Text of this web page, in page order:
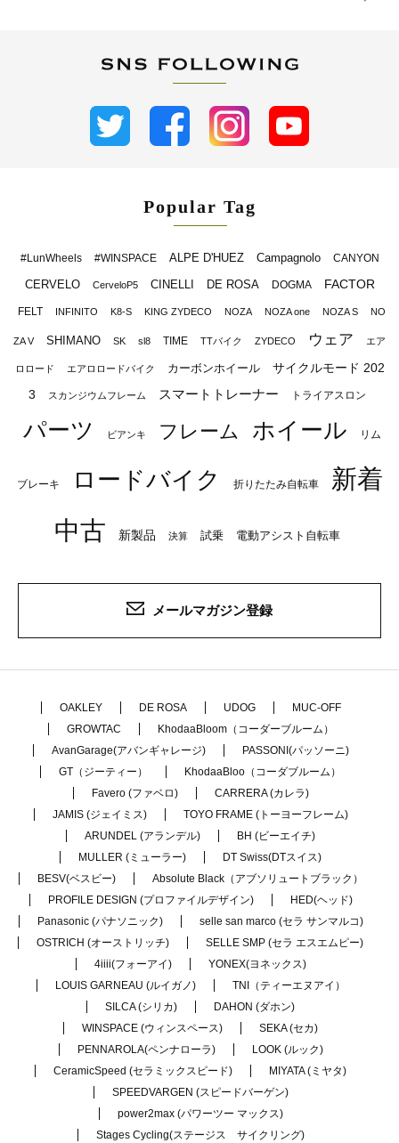
Popular Tag
#LunWheels #WINSPACE ALPE D'HUEZ Campagnolo CANYON
CERVELO CerveloP5 CINELLI DE ROSA DOGMA FACTOR
FELT INFINITO K8-S KING ZYDECO NOZA NOZA one NOZA S NO
ZA V SHIMANO SK sl8 TIME TTバイク ZYDECO ウェア エア
ロロード エアロロードバイク カーボンホイール
サイクルモード 202
3
スカンジウムフレーム スマートトレーナー トライアスロン
パーツ ビアンキ フレーム ホイール リム
ブレーキ ロードバイク 折りたたみ自転車
新着
中古
新製品 決算 試乗 電動アシスト自転車
メールマガジン登録
OAKLEY DE ROSA UDOG
MUC-OFF
GROWTAC
KhodaaBloom（コーダーブルーム）
AvanGarage(アバンギャレージ)
PASSONI(パッソーニ)
GT（ジーティー）
KhodaaBloo（コーダブルーム）
Favero (ファベロ)
CARRERA (カレラ)
JAMIS (ジェイミス)
TOYO FRAME (トーヨーフレーム)
ARUNDEL (アランデル)
BH (ビーエイチ)
MULLER (ミューラー)
DT Swiss(DTスイス)
BESV(ベスビー)
Absolute Black（アブソリュートブラック）
PROFILE DESIGN (プロファイルデザイン)
HED(ヘッド)
Panasonic (パナソニック)
selle san marco (セラ サンマルコ)
OSTRICH (オーストリッチ)
SELLE SMP (セラ エスエムピー)
4iiii(フォーアイ)
YONEX(ヨネックス)
LOUIS GARNEAU (ルイガノ)
TNI（ティーエヌアイ）
SILCA (シリカ)
DAHON (ダホン)
WINSPACE (ウィンスペース)
SEKA (セカ)
PENNAROLA(ペンナローラ)
LOOK (ルック)
CeramicSpeed (セラミックスピード)
MIYATA (ミヤタ)
SPEEDVARGEN (スピードバーゲン)
power2max (パワーツー マックス)
Stages Cycling(ステージス サイクリング)